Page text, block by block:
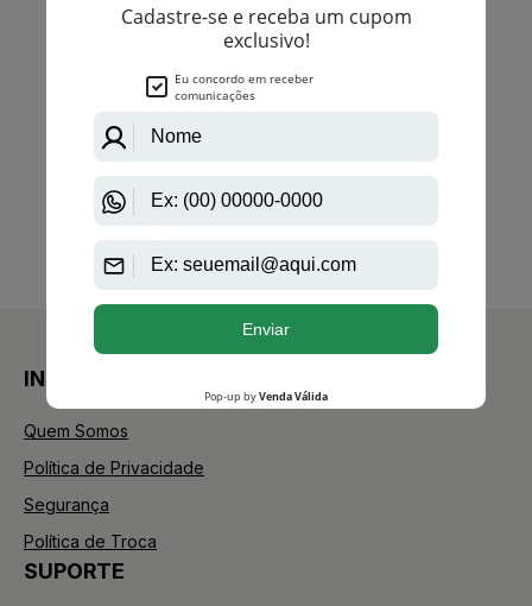
PRODUTO
ESGOTADO
Avise-me quando disponível:
INSTITUCIONAL
Quem Somos
Política de Privacidade
Segurança
Política de Troca
SUPORTE